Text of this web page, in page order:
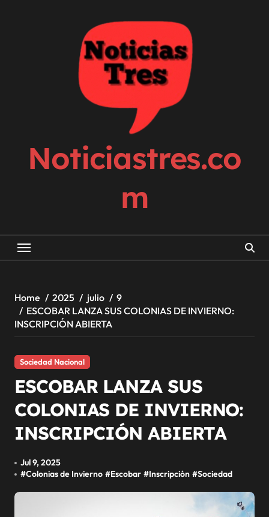
Noticiastres.co
m
Home 2025 julio
9
ESCOBAR LANZA SUS COLONIAS DE INVIERNO:
INSCRIPCIÓN ABIERTA
Sociedad Nacional
ESCOBAR LANZA SUS
COLONIAS DE INVIERNO:
INSCRIPCIÓN ABIERTA
Jul 9, 2025
#Colonias de Invierno #Escobar #Inscripción #Sociedad